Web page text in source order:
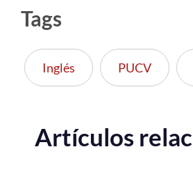
Tags
Inglés PUCV
Artículos